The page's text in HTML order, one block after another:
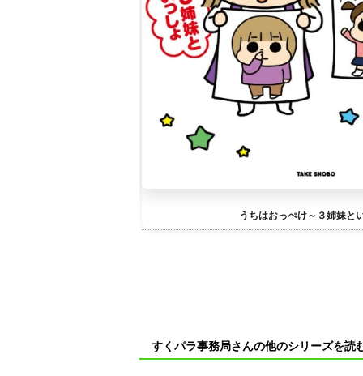
うちはおっぺけ～３姉妹と
すくパラ事務局さんの他のシリーズを読